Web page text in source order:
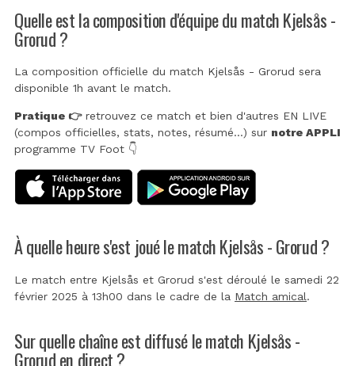
Quelle est la composition d'équipe du match Kjelsås -
Grorud ?
La composition officielle du match Kjelsås - Grorud sera
disponible 1h avant le match.
Pratique 👉retrouvez ce match et bien d'autres EN LIVE
(compos officielles, stats, notes, résumé...) sur notre APPLI
programme TV Foot 👇
À quelle heure s'est joué le match Kjelsås - Grorud ?
Le match entre Kjelsås et Grorud s'est déroulé le samedi 22
février 2025 à 13h00 dans le cadre de la Match amical.
Sur quelle chaîne est diffusé le match Kjelsås -
Grorud en direct ?